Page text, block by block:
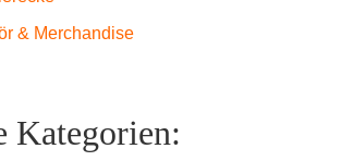
& Merchandise
Kategorien: